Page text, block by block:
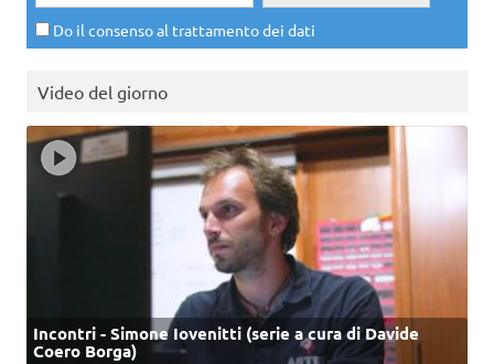
Do il consenso al trattamento dei dati
Video del giorno
Incontri - Simone Iovenitti (serie a cura di Davide
Coero Borga)